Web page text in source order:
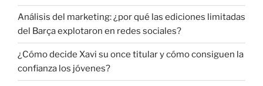
Análisis del marketing: ¿por qué las ediciones limitadas
del Barça explotaron en redes sociales?
¿Cómo decide Xavi su once titular y cómo consiguen la
confianza los jóvenes?